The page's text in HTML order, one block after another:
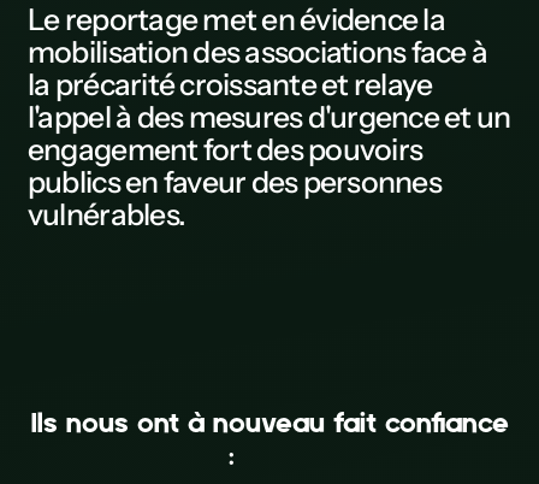
M
N
0
P
Q
U
Lereportagemet en évidence la
mobilisation des associationsface à
la précarité croissante et relaye
l'appel à des mesures d'urgence et un
engagement fort des pouvoirs
publics en faveur des personnes
vulnérables.
Ils nous ont à nouveau fait confiance
:
Fédération des acteurs de la